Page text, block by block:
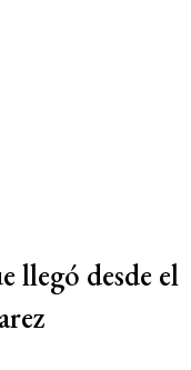
llegó desde el